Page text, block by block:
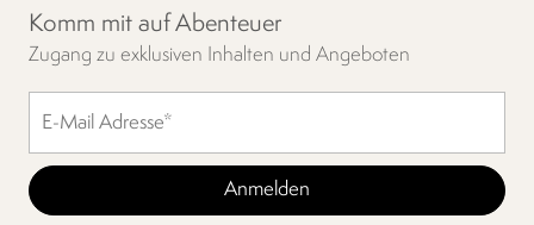
Komm mit auf Abenteuer
Zugang zu exklusiven Inhalten und Angeboten